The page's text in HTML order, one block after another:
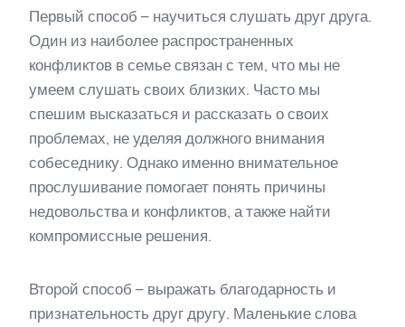
Первый способ – научиться слушать друг друга.
Один из наиболее распространенных
конфликтов в семье связан с тем, что мы не
умеем слушать своих близких. Часто мы
спешим высказаться и рассказать о своих
проблемах, не уделяя должного внимания
собеседнику. Однако именно внимательное
прослушивание помогает понять причины
недовольства и конфликтов, а также найти
компромиссные решения.
Второй способ – выражать благодарность и
признательность друг другу. Маленькие слова